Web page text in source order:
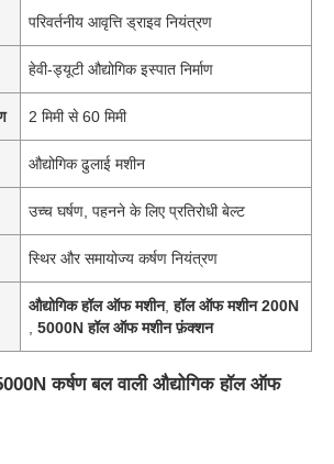
परिवर्तनीय आवृत्ति ड्राइव नियंत्रण
हेवी-ड्यूटी औद्योगिक इस्पात निर्माण
2 मिमी से 60 मिमी
औद्योगिक ढुलाई मशीन
उच्च घर्षण, पहनने के लिए प्रतिरोधी बेल्ट
स्थिर और समायोज्य कर्षण नियंत्रण
औद्योगिक हॉल ऑफ मशीन,हॉल ऑफ मशीन 200N
,5000N हॉल ऑफ मशीन फ़ंक्शन
कर्षण बल वाली औद्योगिक हॉल ऑफ